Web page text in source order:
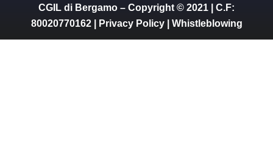
CGIL di Bergamo – Copyright © 2021 | C.F:
80020770162 |
Privacy Policy| Whistleblowing